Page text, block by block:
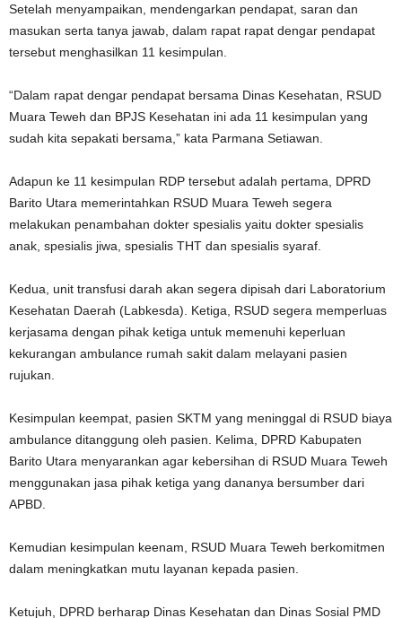
Setelah menyampaikan, mendengarkan pendapat, saran dan
masukan serta tanya jawab, dalam rapat rapat dengar pendapat
tersebut menghasilkan 11 kesimpulan.
“Dalam rapat dengar pendapat bersama Dinas Kesehatan, RSUD
Muara Teweh dan BPJS Kesehatan ini ada 11 kesimpulan yang
sudah kita sepakati bersama,” kata Parmana Setiawan.
Adapun ke 11 kesimpulan RDP tersebut adalah pertama, DPRD
Barito Utara memerintahkan RSUD Muara Teweh segera
melakukan penambahan dokter spesialis yaitu dokter spesialis
anak, spesialis jiwa, spesialis THT dan spesialis syaraf.
Kedua, unit transfusi darah akan segera dipisah dari Laboratorium
Kesehatan Daerah (Labkesda). Ketiga, RSUD segera memperluas
kerjasama dengan pihak ketiga untuk memenuhi keperluan
kekurangan ambulance rumah sakit dalam melayani pasien
rujukan.
Kesimpulan keempat, pasien SKTM yang meninggal di RSUD biaya
ambulance ditanggung oleh pasien. Kelima, DPRD Kabupaten
Barito Utara menyarankan agar kebersihan di RSUD Muara Teweh
menggunakan jasa pihak ketiga yang dananya bersumber dari
APBD.
Kemudian kesimpulan keenam, RSUD Muara Teweh berkomitmen
dalam meningkatkan mutu layanan kepada pasien.
Ketujuh, DPRD berharap Dinas Kesehatan dan Dinas Sosial PMD